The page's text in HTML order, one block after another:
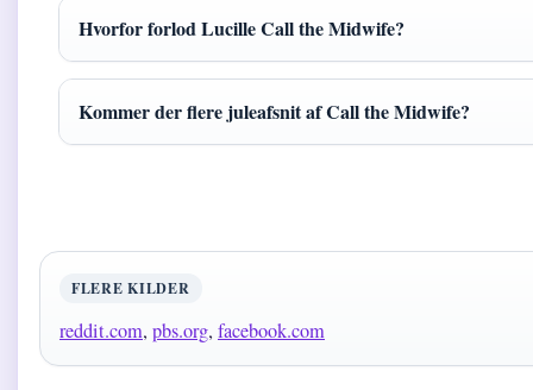
Hvorfor forlod Lucille Call the Midwife?
Kommer der flere juleafsnit af Call the Midwife?
FLERE KILDER
reddit.com, pbs.org, facebook.com